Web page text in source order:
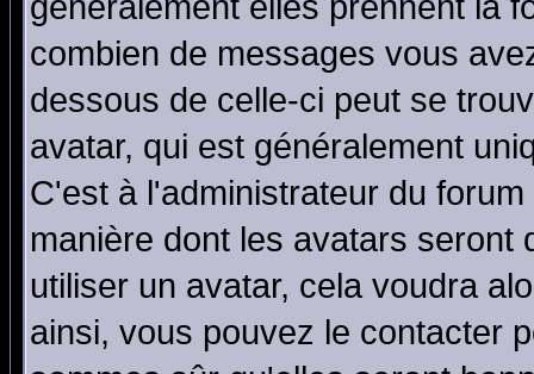
combien de messages vous
dessous de celle-ci peut se
avatar, qui est généralement
C'est à l'administrateur du
manière dont les avatars seront
utiliser un avatar, cela voudra
ainsi, vous pouvez le contacter